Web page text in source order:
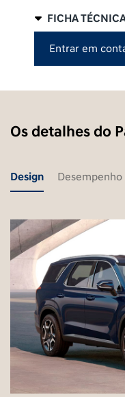
FICHA
Entrar em
Os detalhes do
Design Desempenho